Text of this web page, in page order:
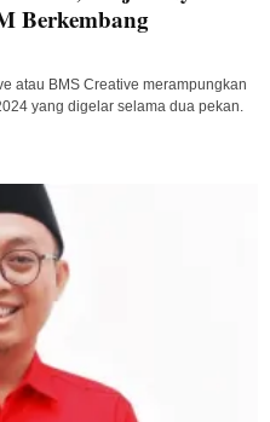
Berkembang
atau BMS Creative merampungkan
yang digelar selama dua pekan.